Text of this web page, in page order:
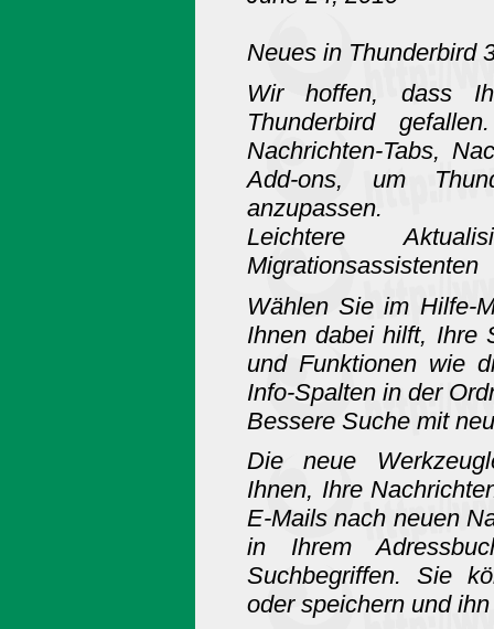
Neues in Thunderbird
Wir hoffen, dass
Thunderbird
Nachrichten-Tabs,
Add-ons, um
anzupassen.
Leichtere
Migrationsassistenten
Wählen Sie im Hilfe-
Ihnen dabei hilft, Ihre
und Funktionen wie
Info-Spalten in der
Bessere Suche mit
Die neue
Ihnen, Ihre
E-Mails nach neuen
in Ihrem
Suchbegriffen. Sie
oder speichern und